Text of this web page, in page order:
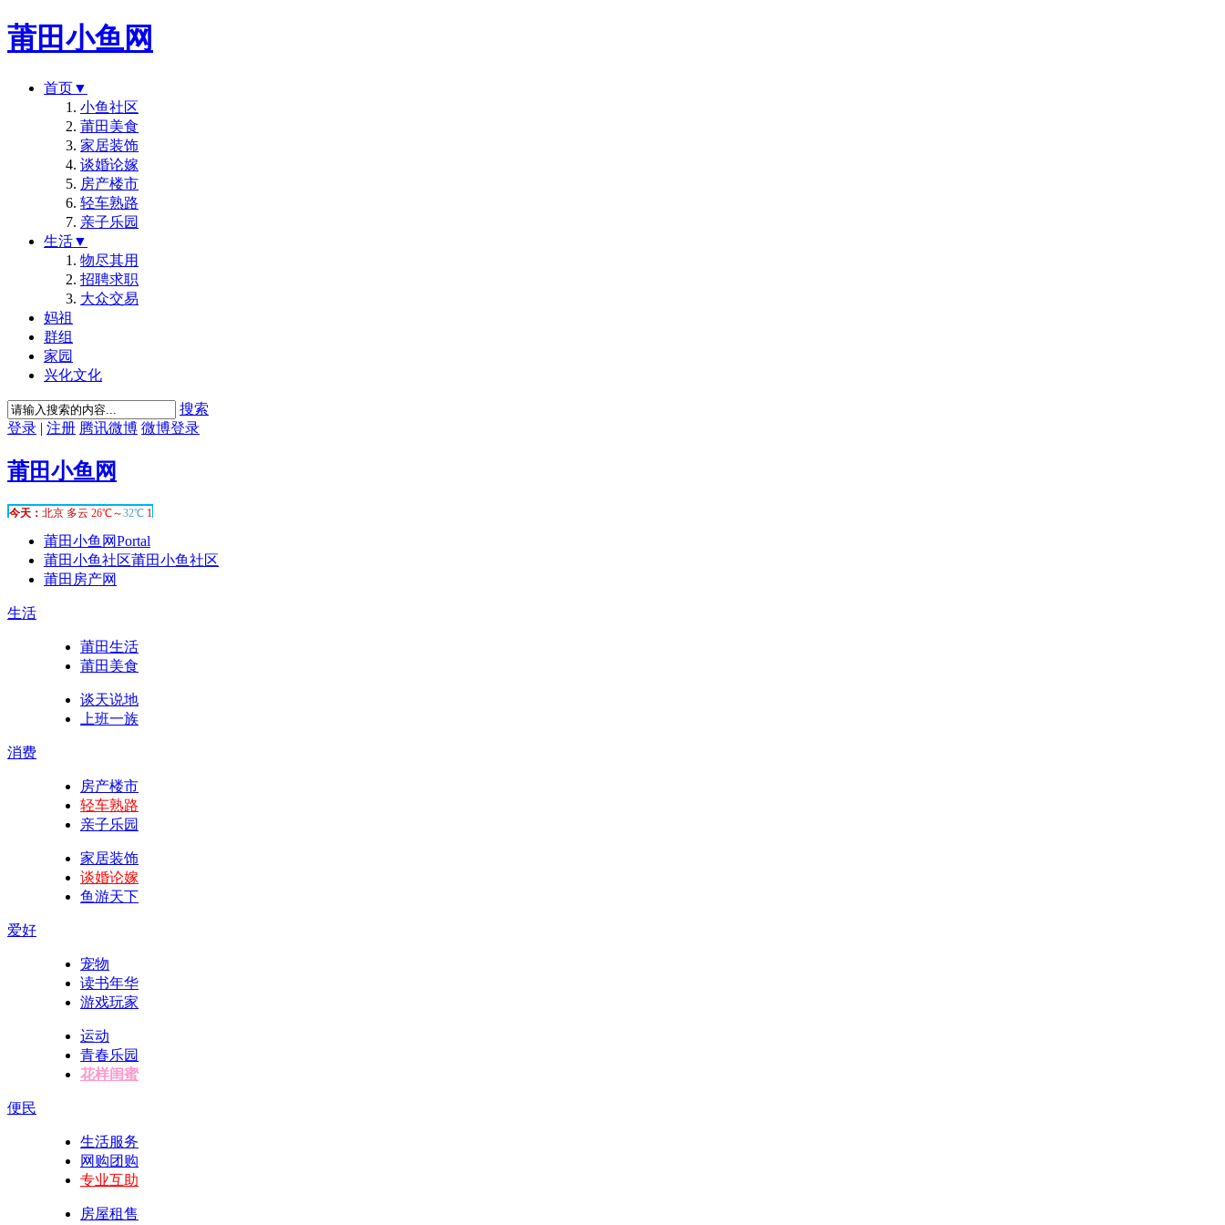
莆田小鱼网
首页▼
小鱼社区
莆田美食
家居装饰
谈婚论嫁
房产楼市
轻车熟路
亲子乐园
生活▼
物尽其用
招聘求职
大众交易
妈祖
群组
家园
兴化文化
搜索
登录 | 注册 腾讯微博 微博登录
莆田小鱼网
莆田小鱼网Portal
莆田小鱼社区莆田小鱼社区
莆田房产网
生活
莆田生活
莆田美食
谈天说地
上班一族
消费
房产楼市
轻车熟路
亲子乐园
家居装饰
谈婚论嫁
鱼游天下
爱好
宠物
读书年华
游戏玩家
运动
青春乐园
花样闺蜜
便民
生活服务
网购团购
专业互助
房屋租售